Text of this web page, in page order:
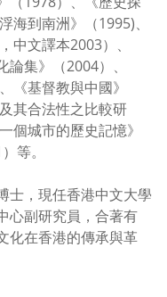
海到南洲》（1995)、
中文譯本2003）、
論集》（2004）、
《基督教與中國》
其合法性之比較研
個城市的歷史記憶》
等。
士，現任香港中文大學
心副研究員，合著有
化在香港的傳承與革